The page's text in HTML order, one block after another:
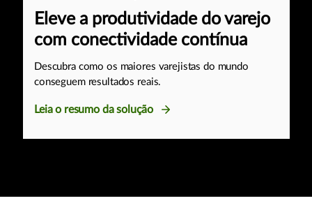
Eleve a produtividade do varejo
com conectividade contínua
Descubra como os maiores varejistas do mundo
conseguem resultados reais.
Leia o resumo da solução